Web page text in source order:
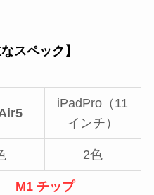
スペック】
iPadPro（11
インチ）
2色
M1 チップ